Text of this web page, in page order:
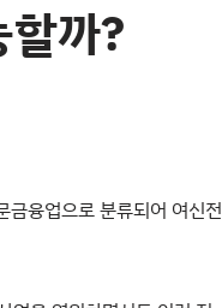
할까?
금융업으로 분류되어 여신전